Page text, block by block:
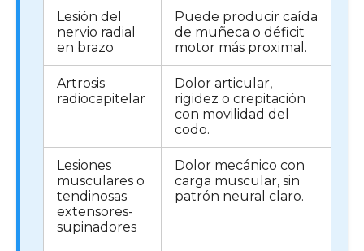
Lesión del
nervio radial
en brazo
Puede producir caída
de muñeca o déficit
motor más proximal.
Artrosis
radiocapitelar
Dolor articular,
rigidez o crepitación
con movilidad del
codo.
Lesiones
musculares o
tendinosas
extensores-
supinadores
Dolor mecánico con
carga muscular, sin
patrón neural claro.